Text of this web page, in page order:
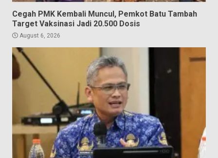
Cegah PMK Kembali Muncul, Pemkot Batu Tambah
Target Vaksinasi Jadi 20.500 Dosis
August 6, 2026